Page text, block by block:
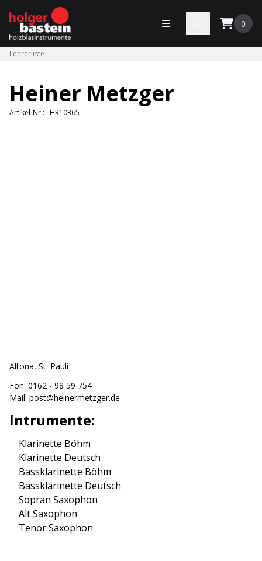
bastein
Menü öffnen 0
Lehrerliste
Heiner Metzger
Artikel-Nr.: LHR10365
Altona, St. Pauli
Fon: 0162 - 98 59 754
Mail: post@heinermetzger.de
Intrumente:
Klarinette Böhm
Klarinette Deutsch
Bassklarinette Böhm
Bassklarinette Deutsch
Sopran Saxophon
Alt Saxophon
Tenor Saxophon